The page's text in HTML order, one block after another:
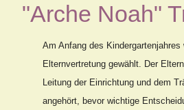
"Arche Noah"
Am Anfang des
Elternvertretung gewählt. Der
Leitung der Einrichtung und dem
angehört, bevor wichtige